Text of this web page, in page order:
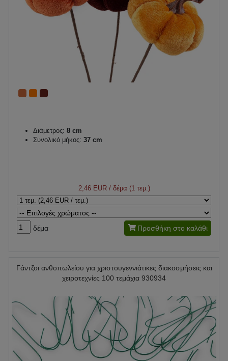
Διάμετρος: 8 cm
Συνολικό μήκος: 37 cm
2,46 EUR/ δέμα (1 τεμ.)
δέμα Προσθήκη στο καλάθι
Γάντζοι ανθοπωλείου για χριστουγεννιάτικες διακοσμήσεις και
χειροτεχνίες 100 τεμάχια 930934